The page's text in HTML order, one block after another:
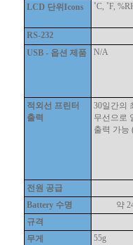
LCD 단위Icons ˚C, ˚F,
RS-232
USB - 옵션 제품
N/A
적외선 프린터
출력
30일간의
무선으로
출력 가능
전원 공급
Battery 수명
약
규격
무게
55g